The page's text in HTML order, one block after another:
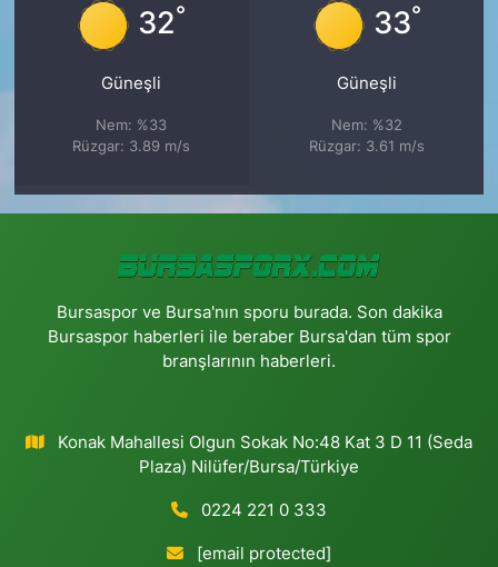
32°
Güneşli
Nem: %33
Rüzgar: 3.89 m/s
33°
Güneşli
Nem: %32
Rüzgar: 3.61 m/s
Bursaspor ve Bursa'nın sporu burada. Son dakika
Bursaspor haberleri ile beraber Bursa'dan tüm spor
branşlarının haberleri.
Konak Mahallesi Olgun Sokak No:48 Kat 3 D 11 (Seda
Plaza) Nilüfer/Bursa/Türkiye
0224 221 0 333
[email protected]